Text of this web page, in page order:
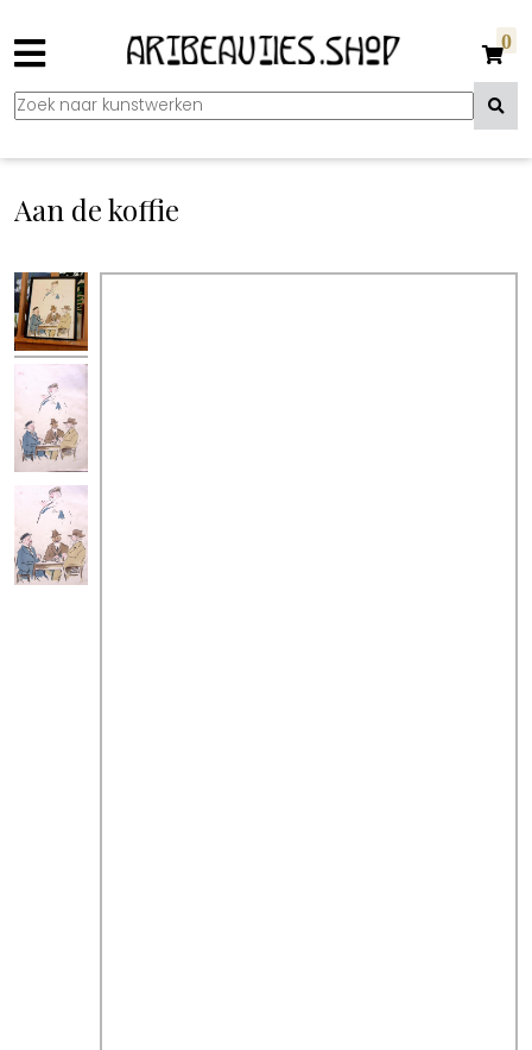
0
Aan de koffie